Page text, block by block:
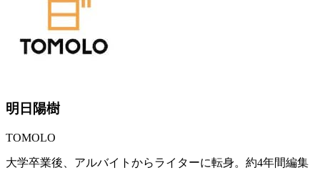
明日陽樹
TOMOLO
大学卒業後、アルバイトからライターに転身。約4年間編集